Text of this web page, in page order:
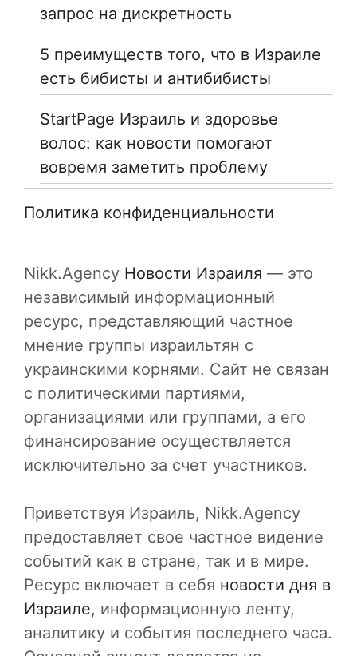
запрос на дискретность
5 преимуществ того, что в Израиле
есть бибисты и антибибисты
StartPage Израиль и здоровье
волос: как новости помогают
вовремя заметить проблему
Политика конфиденциальности
Nikk.Agency Новости Израиля — это
независимый информационный
ресурс, представляющий частное
мнение группы израильтян с
украинскими корнями. Сайт не связан
с политическими партиями,
организациями или группами, а его
финансирование осуществляется
исключительно за счет участников.
Приветствуя Израиль, Nikk.Agency
предоставляет свое частное видение
событий как в стране, так и в мире.
Ресурс включает в себя новости дня в
Израиле, информационную ленту,
аналитику и события последнего часа.